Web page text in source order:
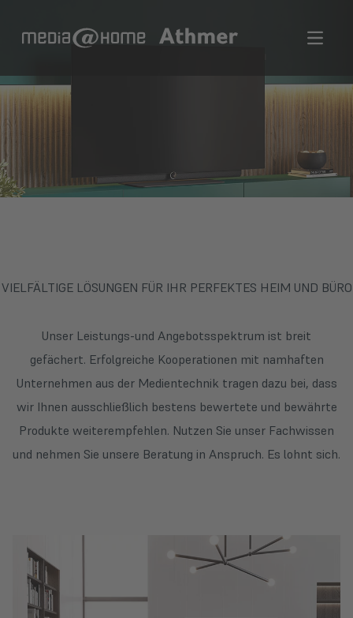
Open
VIELFÄLTIGE LÖSUNGEN FÜR IHR PERFEKTES HEIM UND BÜRO
Unser Leistungs-und Angebotsspektrum ist breit
gefächert. Erfolgreiche Kooperationen mit namhaften
Unternehmen aus der Medientechnik tragen dazu bei, dass
wir Ihnen ausschließlich bestens bewertete und bewährte
Produkte weiterempfehlen. Nutzen Sie unser Fachwissen
und nehmen Sie unsere Beratung in Anspruch. Es lohnt sich.